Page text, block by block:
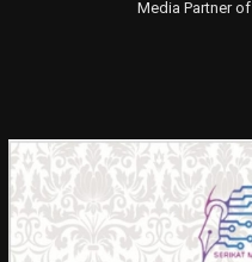
Media Partner of